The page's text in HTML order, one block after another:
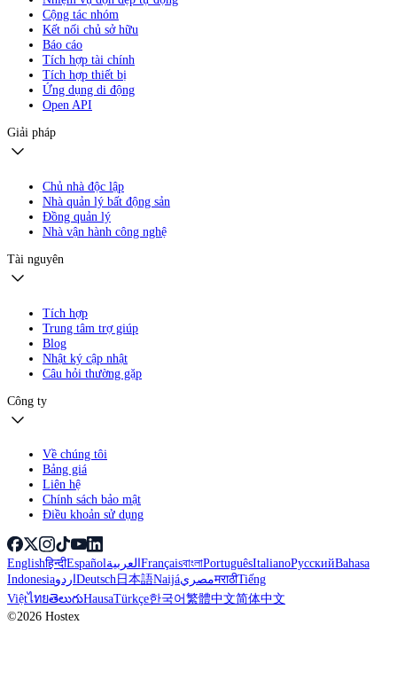
Cộng tác nhóm
Kết nối chủ sở hữu
Báo cáo
Tích hợp tài chính
Tích hợp thiết bị
Ứng dụng di động
Open API
Giải pháp
Chủ nhà độc lập
Nhà quản lý bất động sản
Đồng quản lý
Nhà vận hành công nghệ
Tài nguyên
Tích hợp
Trung tâm trợ giúp
Blog
Nhật ký cập nhật
Câu hỏi thường gặp
Công ty
Về chúng tôi
Bảng giá
Liên hệ
Chính sách bảo mật
Điều khoản sử dụng
Englishहिन्दीEspañolالعربيةFrançaisবাংলাPortuguêsItalianoРусскийBahasa
IndonesiaاردوDeutsch日本語NaijáمصريमराठीTiếng
ViệtไทยతెలుగుHausaTürkçe한국어繁體中文简体中文
©2026 Hostex